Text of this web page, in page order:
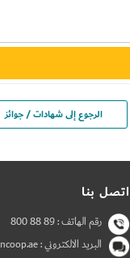
الرجوع إلى شهادات / جوائز
اتصل بنا
رقم الهاتف :800 88 89
البريد الالكتروني : info@unioncoop.ae